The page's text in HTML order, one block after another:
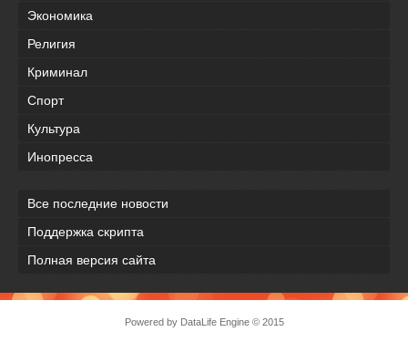
Экономика
Религия
Криминал
Спорт
Культура
Инопресса
Все последние новости
Поддержка скрипта
Полная версия сайта
Powered by DataLife Engine© 2015